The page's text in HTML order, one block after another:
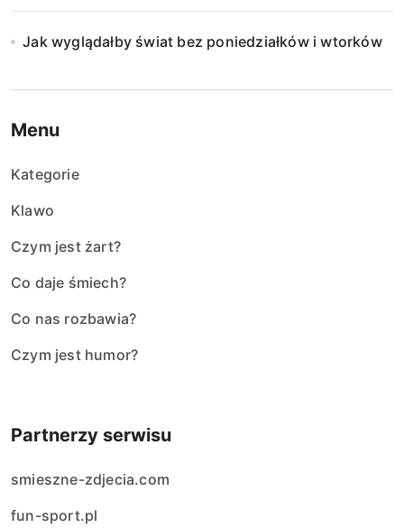
Jak wyglądałby świat bez poniedziałków i wtorków
Menu
Kategorie
Klawo
Czym jest żart?
Co daje śmiech?
Co nas rozbawia?
Czym jest humor?
Partnerzy serwisu
smieszne-zdjecia.com
fun-sport.pl